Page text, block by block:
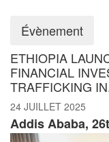
Évènement
ETHIOPIA
FINANCIAL
TRAFFICKING
24 JUILLET 2025
Addis Ababa,